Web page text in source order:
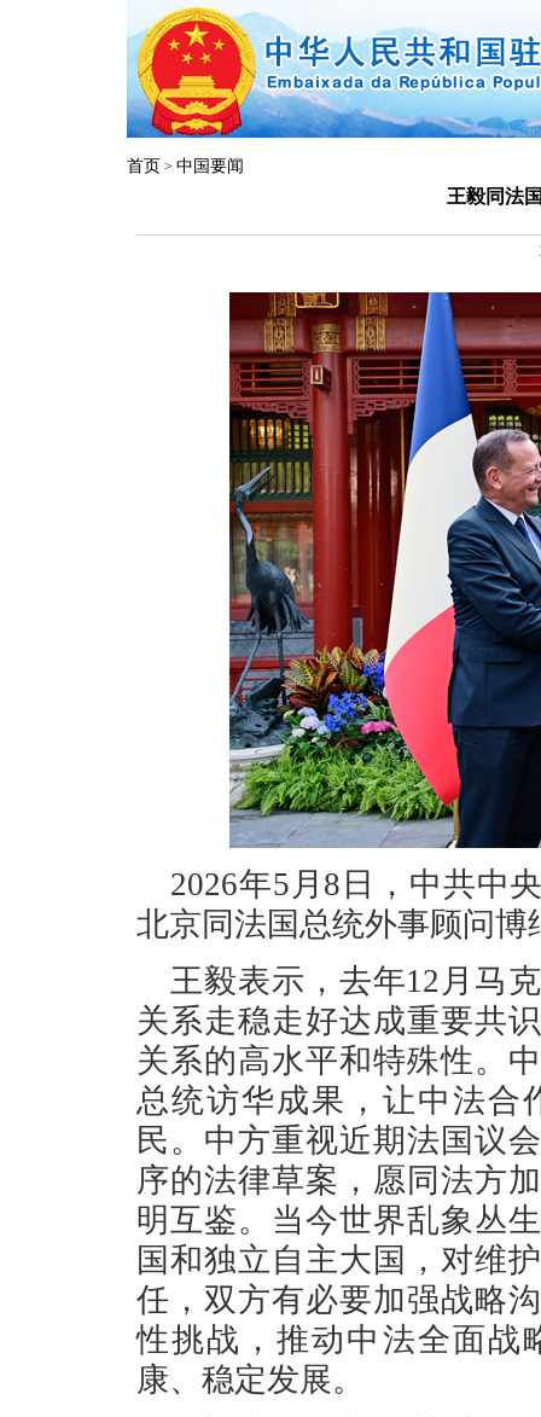
首页 > 中国要闻
王毅同法
2026年5月8日，中共中
北京同法国总统外事顾问博
王毅表示，去年12月马
关系走稳走好达成重要共
关系的高水平和特殊性。
总统访华成果，让中法合
民。中方重视近期法国议
序的法律草案，愿同法方
明互鉴。当今世界乱象丛
国和独立自主大国，对维
任，双方有必要加强战略
性挑战，推动中法全面战
康、稳定发展。